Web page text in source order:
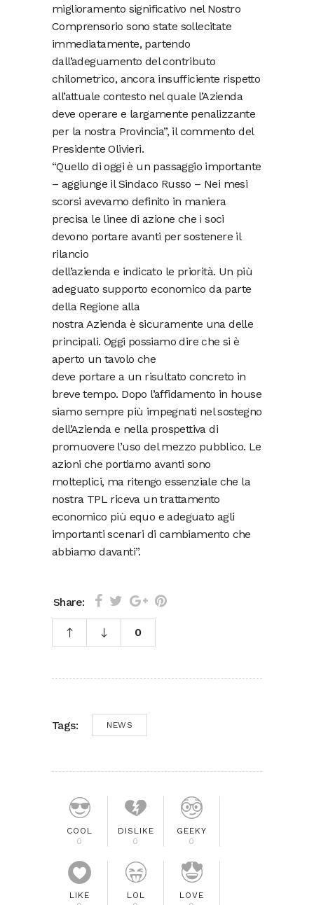
miglioramento significativo nel Nostro
Comprensorio sono state sollecitate
immediatamente, partendo
dall’adeguamento del contributo
chilometrico, ancora insufficiente rispetto
all’attuale contesto nel quale l’Azienda
deve operare e largamente penalizzante
per la nostra Provincia”, il commento del
Presidente Olivieri.
“Quello di oggi è un passaggio importante
– aggiunge il Sindaco Russo – Nei mesi
scorsi avevamo definito in maniera
precisa le linee di azione che i soci
devono portare avanti per sostenere il
rilancio
dell’azienda e indicato le priorità. Un più
adeguato supporto economico da parte
della Regione alla
nostra Azienda è sicuramente una delle
principali. Oggi possiamo dire che si è
aperto un tavolo che
deve portare a un risultato concreto in
breve tempo. Dopo l’affidamento in house
siamo sempre più impegnati nel sostegno
dell’Azienda e nella prospettiva di
promuovere l’uso del mezzo pubblico. Le
azioni che portiamo avanti sono
molteplici, ma ritengo essenziale che la
nostra TPL riceva un trattamento
economico più equo e adeguato agli
importanti scenari di cambiamento che
abbiamo davanti”.
Share:
0
Tags: NEWS
COOL
0
DISLIKE
0
GEEKY
0
LIKE
LOL
LOVE